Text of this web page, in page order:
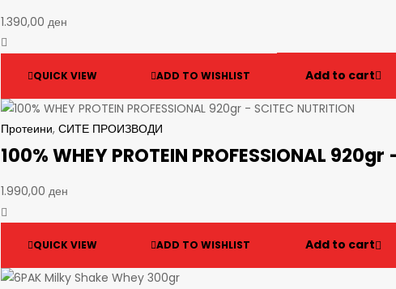
1.390,00 ден
QUICK VIEW ADD TO WISHLIST Add to cart
Протеини, СИТЕ ПРОИЗВОДИ
100% WHEY PROTEIN PROFESSIONAL 920gr
1.990,00 ден
QUICK VIEW ADD TO WISHLIST Add to cart